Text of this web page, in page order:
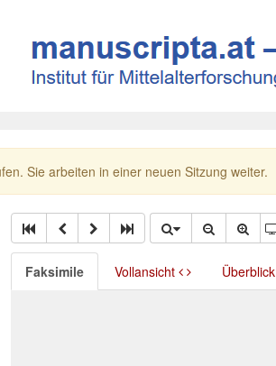
Sie arbeiten in einer neuen Sitzung weiter.
Faksimile Vollansicht Überblick